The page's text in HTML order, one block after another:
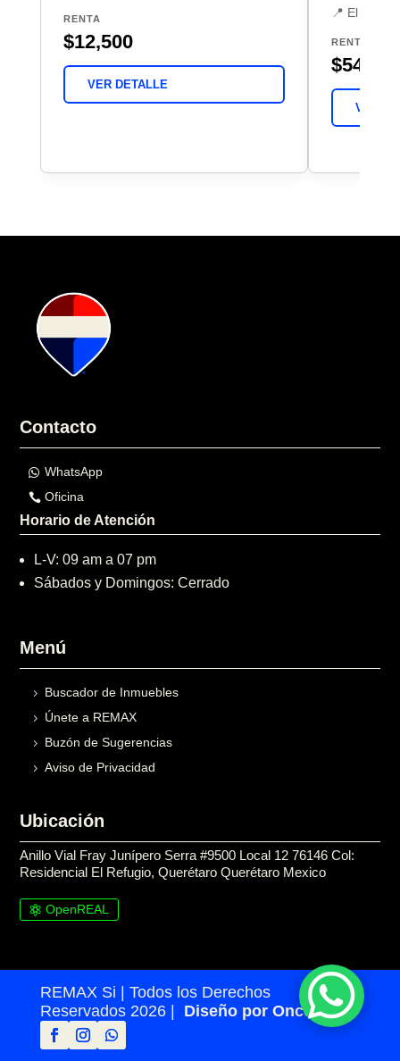
RENTA
$12,500
VER DETALLE
📍 El
RENTA
$54,400
VER
Contacto
WhatsApp
Oficina
Horario de Atención
L-V: 09 am a 07 pm
Sábados y Domingos: Cerrado
Menú
Buscador de Inmuebles
Únete a REMAX
Buzón de Sugerencias
Aviso de Privacidad
Ubicación
Anillo Vial Fray Junípero Serra #9500 Local 12 76146 Col:
Residencial El Refugio, Querétaro Querétaro Mexico
OpenREAL
REMAX Si | Todos los Derechos
Reservados 2026 | Diseño por Once24